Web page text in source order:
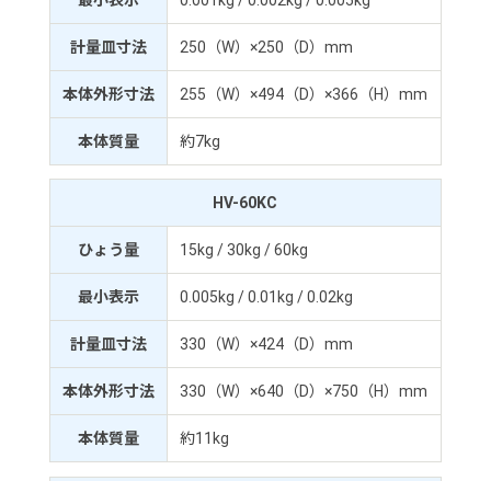
計量皿寸法 250（W）×250（D）mm
本体外形寸法 255（W）×494（D）×366（H）mm
本体質量 約7kg
HV-60KC
ひょう量 15kg / 30kg / 60kg
最小表示 0.005kg / 0.01kg / 0.02kg
計量皿寸法 330（W）×424（D）mm
本体外形寸法 330（W）×640（D）×750（H）mm
本体質量 約11kg